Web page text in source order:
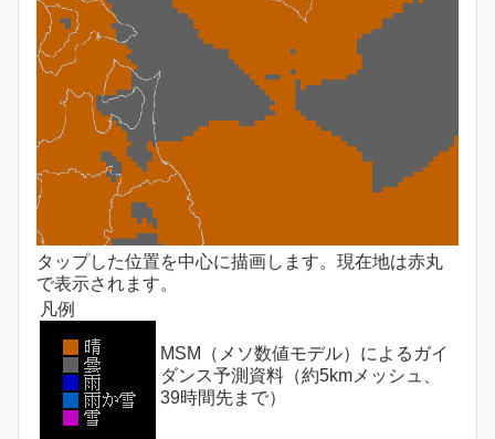
タップした位置を中心に描画します。現在地は赤丸
で表示されます。
凡例
MSM（メソ数値モデル）によるガイ
ダンス予測資料（約5kmメッシュ、
39時間先まで）